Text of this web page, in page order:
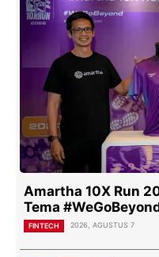
Amartha 10X Run
Tema
FINTECH 2026, AGUSTUS 7